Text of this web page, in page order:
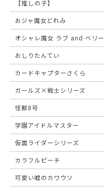
【推しの子】
おジャ魔女どれみ
オシャレ魔女 ラブ and ベリー
おしりたんてい
カードキャプターさくら
ガールズ×戦士シリーズ
怪獣8号
学園アイドルマスター
仮面ライダーシリーズ
カラフルピーチ
可愛い嘘のカワウソ